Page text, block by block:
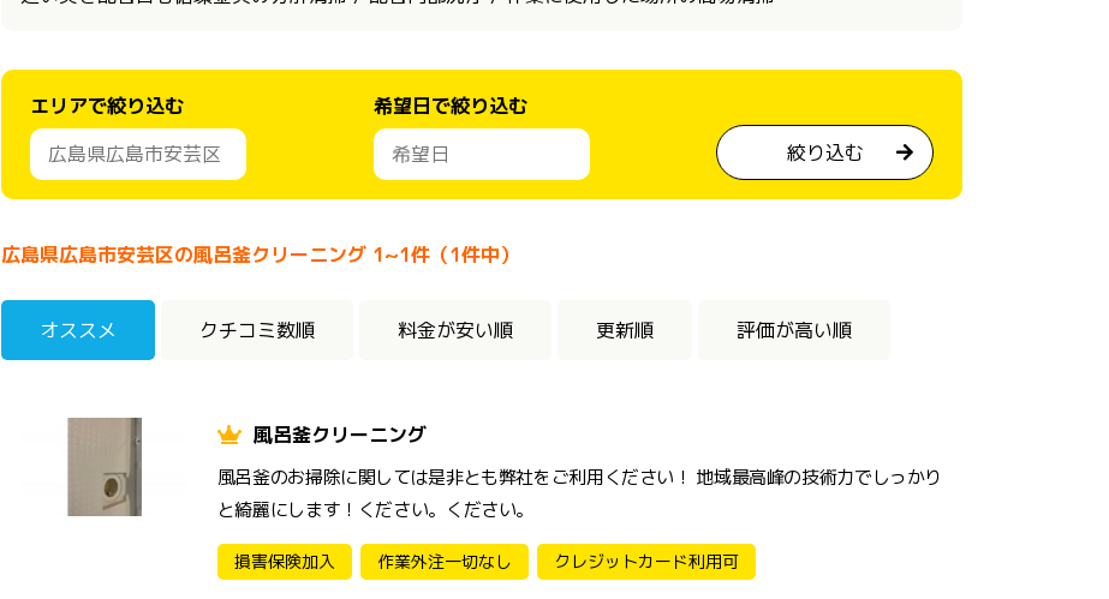
エリアで絞り込む
希望日で絞り込む
絞り込む
広島県広島市安芸区の風呂釜クリーニング 1~1件（1件中）
オススメ クチコミ数順 料金が安い順 更新順 評価が高い順
風呂釜クリーニング
風呂釜のお掃除に関しては是非とも弊社をご利用ください！ 地域最高峰の技術力でしっかり
と綺麗にします！ください。ください。
損害保険加入 作業外注一切なし クレジットカード利用可